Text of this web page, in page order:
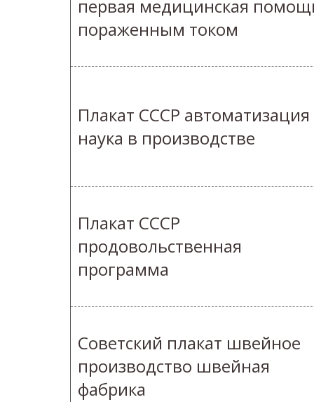
первая медицинская
пораженным током
Плакат СССР
наука в производстве
Плакат СССР
продовольственная
программа
Советский плакат швейное
производство швейная
фабрика